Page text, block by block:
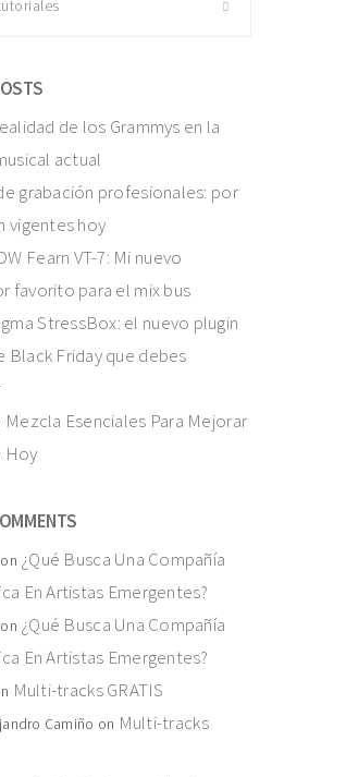
de los Grammys en la
actual
grabación profesionales: por
vigentes hoy
Fearn VT-7: Mi nuevo
favorito para el mix bus
StressBox: el nuevo plugin
Black Friday que debes
Mezcla Esenciales Para Mejorar
Hoy
on ¿Qué Busca Una Compañía
En Artistas Emergentes?
on ¿Qué Busca Una Compañía
En Artistas Emergentes?
Multi-tracks GRATIS
Camiño on Multi-tracks